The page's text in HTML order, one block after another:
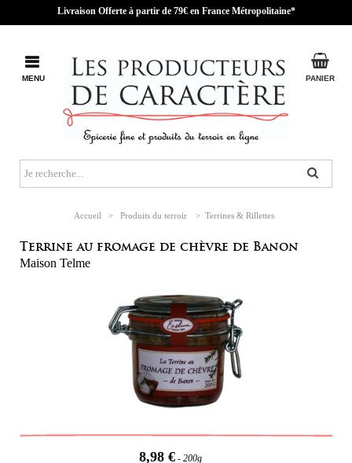
Livraison Offerte à partir de 79€ en France Métropolitaine*
PANIER
MENU
Accueil > Produits du terroir > Terrines & Rillettes
Terrine au fromage de chèvre de Banon
Maison Telme
8,98 € 200g